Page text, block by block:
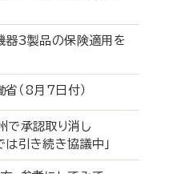
器3製品の保険適用を
働省（8月7日付）
州で承認取り消し
は引き続き協議中」